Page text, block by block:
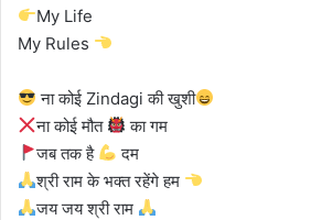
My Life
My Rules
ना कोई Zindagi की खुशी
ना कोई मौत
का गम
जब तक है
दम
श्री राम के भक्त रहेंगे हम
जय जय श्री राम